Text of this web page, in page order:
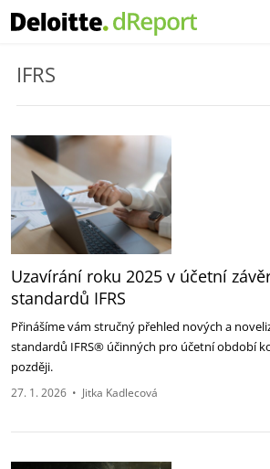
IFRS
Uzavírání roku 2025 v účetní
standardů IFRS
Přinášíme vám stručný přehled nových a
standardů IFRS® účinných pro účetní období
později.
27. 1. 2026 • Jitka Kadlecová